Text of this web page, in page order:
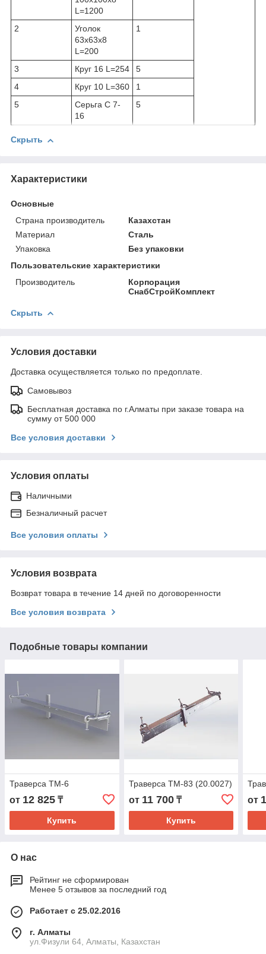
L=1200
2
Уголок
63х63х8
L=200
1
3 Круг 16 L=254
5
4
Круг 10 L=360
1
5
Серьга С 7-
16
5
Скрыть
Характеристики
Основные
Страна производитель
Казахстан
Материал
Сталь
Упаковка
Без упаковки
Пользовательские характеристики
Производитель
Корпорация
СнабСтройКомплект
Скрыть
Условия доставки
Доставка осуществляется только по предоплате.
Самовывоз
Бесплатная доставка по г.Алматы при заказе товара на
сумму от 500 000
Все условия доставки
Условия оплаты
Наличными
Безналичный расчет
Все условия оплаты
Условия возврата
Возврат товара в течение 14 дней по договоренности
Все условия возврата
Подобные товары компании
Траверса ТМ-6
от 12 825 ₸
Купить
Траверса ТМ-83 (20.0027)
от 11 700₸
Купить
от
О нас
Рейтинг не сформирован
Менее 5 отзывов за последний год
Работает с 25.02.2016
г. Алматы
ул.Физули 64, Алматы, Казахстан